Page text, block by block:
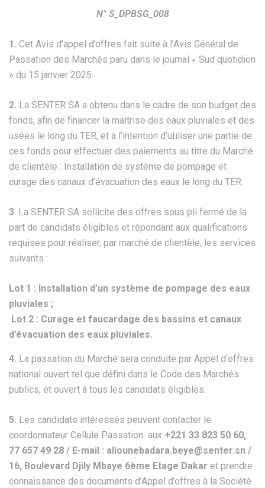
N° S_DPBSG_008
1. Cet Avis d’appel d’offres fait suite à l’Avis Général de
Passation des Marchés paru dans le journal « Sud quotidien
» du 15 janvier 2025.
2. La SENTER SA a obtenu dans le cadre de son budget des
fonds, afin de financer la maitrise des eaux pluviales et des
usées le long du TER, et à l’intention d’utiliser une partie de
ces fonds pour effectuer des paiements au titre du Marché
de clientèle : Installation de système de pompage et
curage des canaux d’évacuation des eaux le long du TER.
3. La SENTER SA sollicite des offres sous pli fermé de la
part de candidats éligibles et répondant aux qualifications
requises pour réaliser, par marché de clientèle, les services
suivants :
Lot 1 : Installation d’un système de pompage des eaux
pluviales ;
Lot 2 : Curage et faucardage des bassins et canaux
d’évacuation des eaux pluviales.
4. La passation du Marché sera conduite par Appel d‘offres
national ouvert tel que défini dans le Code des Marchés
publics, et ouvert à tous les candidats éligibles.
5. Les candidats intéressés peuvent contacter le
coordonnateur Cellule Passation aux +221 33 823 50 60,
77 657 49 28 / E-mail : aliounebadara.beye@senter.sn /
16, Boulevard Djily Mbaye 6ème Etage Dakar et prendre
connaissance des documents d’Appel d’offres à la Société